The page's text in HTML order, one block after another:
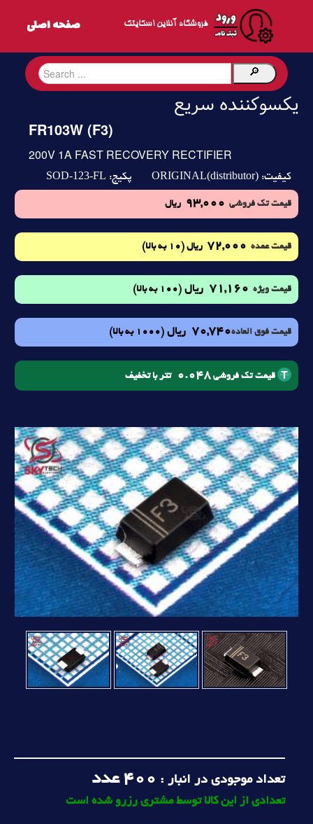
فروشگاه آنلاین اسکایتک
یکسوکننده سریع
FR103W (F3)
200V 1A FAST RECOVERY RECTIFIER
کیفیت: ORIGINAL(distributor) پکیج: SOD-123-FL
قیمت تک فروشی 93,000 ریال
قیمت عمده 72,000 ریال (10 به بالا)
قیمت ویژه 71,160 ریال (100 به بالا)
قیمت فوق العاده70,740 ریال (1000 به بالا)
قیمت تک فروشی 0.048 تتر با تخفیف
تعداد موجودی در انبار : 400 عدد
تعدادی از این کالا توسط مشتری رزرو شده است